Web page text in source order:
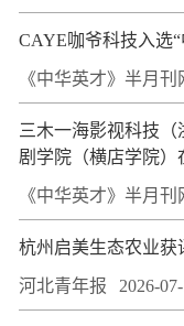
CAYE咖爷科技入选
《中华英才》半月刊
三木一海影视科技
剧学院（横店学院
《中华英才》半月刊
杭州启美生态农业获
河北青年报 2026-